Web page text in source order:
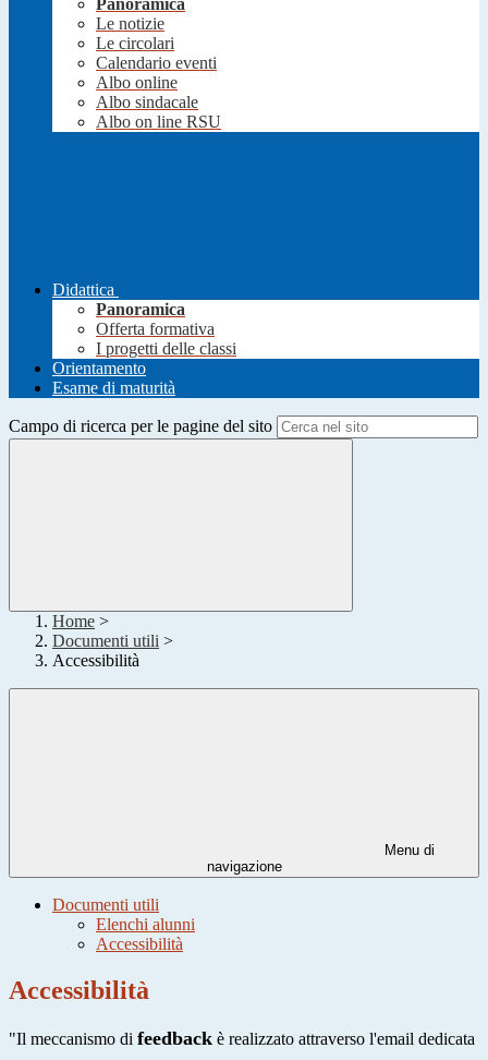
Panoramica
Le notizie
Le circolari
Calendario eventi
Albo online
Albo sindacale
Albo on line RSU
Didattica
Panoramica
Offerta formativa
I progetti delle classi
Orientamento
Esame di maturità
Campo di ricerca per le pagine del sito
Home >
Documenti utili >
Accessibilità
Menu di
navigazione
Documenti utili
Elenchi alunni
Accessibilità
Accessibilità
"Il meccanismo di feedback è realizzato attraverso l'email dedicata